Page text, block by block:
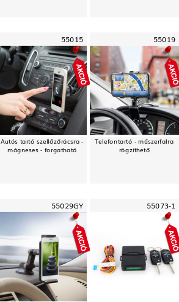
55015
Autós tartó szellőzőrácsra -
mágneses - forgatható
55019
Telefontartó - műszerfalra
rögzíthető
55029GY 55073-1